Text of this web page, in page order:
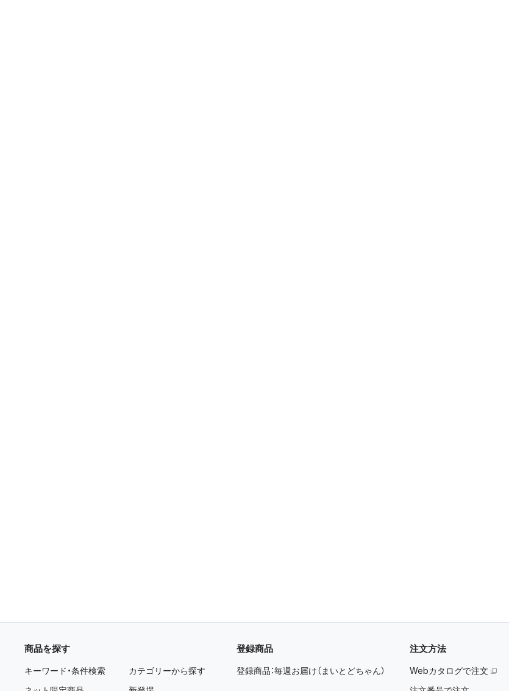
商品を探す
キーワード・条件検索
カテゴリーから探す
登録商品
登録商品：毎週お届け（まいとどちゃん）
注文方法
Webカタログで注文